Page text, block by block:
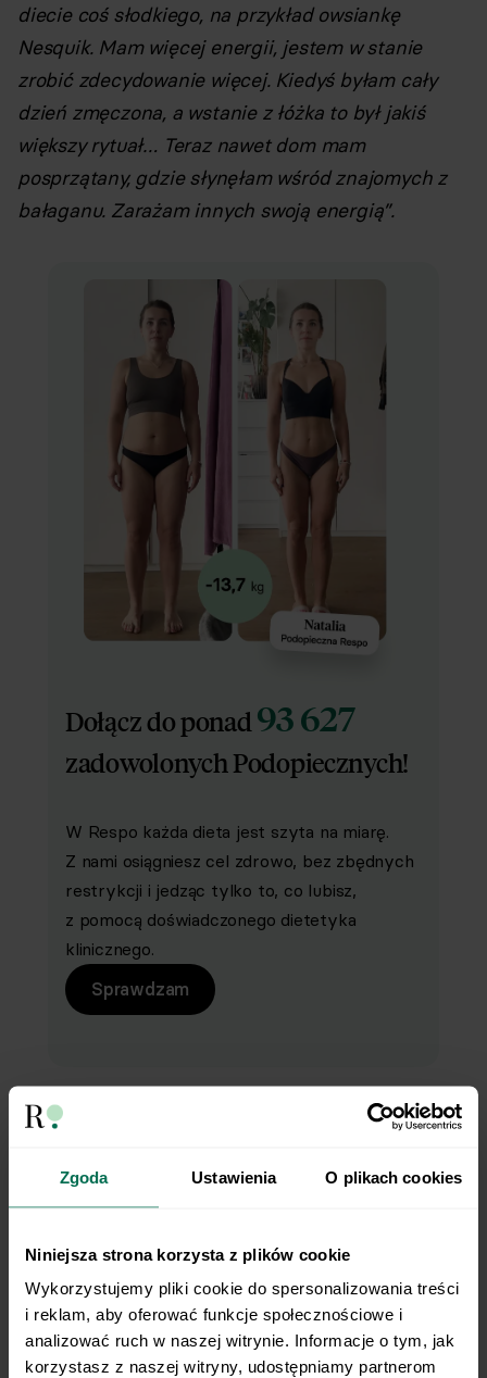
Zgoda Ustawienia O plikach cookies
Niniejsza strona korzysta z plików cookie
Wykorzystujemy pliki cookie do spersonalizowania treści
i reklam, aby oferować funkcje społecznościowe i
analizować ruch w naszej witrynie. Informacje o tym, jak
korzystasz z naszej witryny, udostępniamy partnerom
diecie coś słodkiego, na przykład owsiankę
Nesquik. Mam więcej energii, jestem w stanie
zrobić zdecydowanie więcej. Kiedyś byłam cały
dzień zmęczona, a wstanie z łóżka to był jakiś
większy rytuał… Teraz nawet dom mam
posprzątany, gdzie słynęłam wśród znajomych z
bałaganu. Zarażam innych swoją energią”.
Dołącz do ponad93 627
zadowolonych Podopiecznych!
W Respo każda dieta jest szyta na miarę.
Z nami osiągniesz cel zdrowo, bez zbędnych
restrykcji i jedząc tylko to, co lubisz,
z pomocą doświadczonego dietetyka
klinicznego.
Sprawdzam
Każdy ruch się liczy!
Z czym kojarzą Ci się treningi odchudzające?
Wielu osobom z intensywnym skakaniem na
macie i wyczerpującymi ćwiczeniami typu killer,
po których tylko chce się jeść.
Wiesz, że wcale nie musisz robić takich